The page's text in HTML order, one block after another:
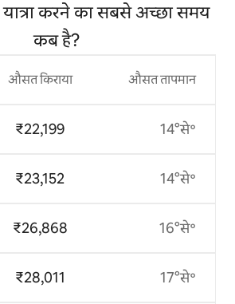
यात्रा करने का सबसे अच्छा समय
कब है?
औसत किराया
₹22,199
₹23,152
₹26,868
₹28,011
औसत तापमान
14°से॰
14°से॰
16°से॰
17°से॰